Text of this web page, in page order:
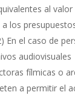
al
los
En el caso de
audiovisuales
fílmicas o
a permitir el